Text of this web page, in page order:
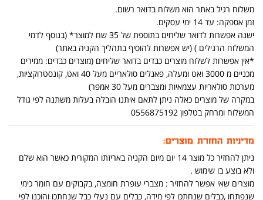
משלוח רגיל באתר הוא משלוח בדואר רשום.
זמן אספקה: עד 14 ימי עסקים.
ישנה אפשרות לדואר שליחים בתוספת של 35 שח למוצר* (בנוסף לדמי
המשלוח הרגילים ) (יש אפשרות להוסיף בתהליך הקניה באתר)
*אין אפשרות לשלוח מוצרים כבדים בדואר שליחים (מוצרים כבדים: ממירים
מכניים מ 3000 ואט ומעלה, פאנלים סולאריים מעל 40 ואט, קונסטרוקציות,
מערכות סולאריות עצמאיות ומצברים מעל 30 אמפר)
במקרה של מוצרים כאלה ניתן לתאם איתנו הובלה בעלות משתנה לפי גודל
המשלוח ומרחק בטלפון 0556875192
מדיניות החזרת מוצרים:
ניתן להחזיר כל מוצר 14 יום מיום הקניה באריזתו המקורית כאשר הוא שלם
ולא בוצע בו שימוש .
מוצרים שאי אפשר להחזיר : מצברי עופרת חומצה, בקבוקים עם חומר כימי
שנפתחו ,כבלים שנחתכו לפי מידה, כבלים עם נעלי כבל שנחתכו והוכנו לפי